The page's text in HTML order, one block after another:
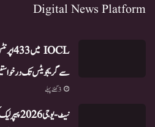
Digital News Platform
سے گریجویٹس تک
3 گھنٹے پہلے
نیٹ-یو